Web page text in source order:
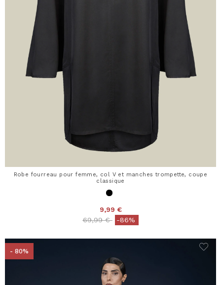
Robe fourreau pour femme, col V et manches trompette, coupe
classique
9,99 €
Price reduced from
69,99 €to-86%
- 80%